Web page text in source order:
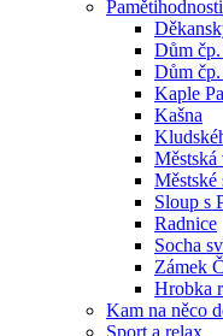
Dům
Dům
Kaple
Kašna
Městská
Městské
Sloup s
Radnice
Socha
Zámek
Hrobka
Kam na něco
Sport a relax